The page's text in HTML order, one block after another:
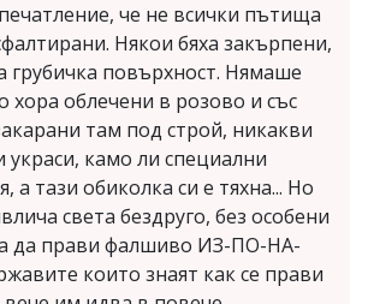
че не всички пътища
Някои бяха закърпени,
грубичка повърхност. Нямаше
хора облечени в розово и със
там под строй, никакви
камо ли специални
а тази обиколка си е тяхна... Но
света бездруго, без особени
да прави фалшиво ИЗ-ПО-НА-
които знаят как се прави